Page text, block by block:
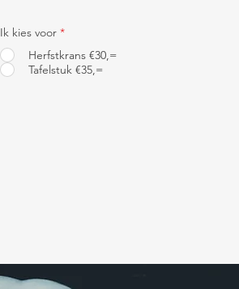
Ik kies voor *
Herfstkrans €30,=
Tafelstuk €35,=